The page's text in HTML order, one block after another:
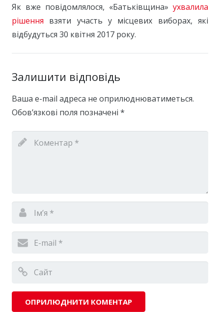
Як вже повідомлялося, «Батьківщина» ухвалила
рішення взяти участь у місцевих виборах, які
відбудуться 30 квітня 2017 року.
Залишити відповідь
Ваша e-mail адреса не оприлюднюватиметься.
Обов’язкові поля позначені *